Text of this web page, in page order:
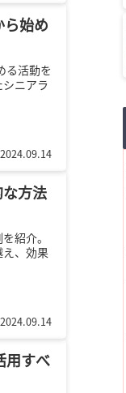
始め
る活動を
ニアラ
2024.09.14
方法
紹介。
、効果
2024.09.14
用すべ